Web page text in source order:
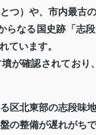
つ）や、市内最古
らなる国史跡「志段
ています。
が確認されており
区北東部の志段味
の整備が遅れがち